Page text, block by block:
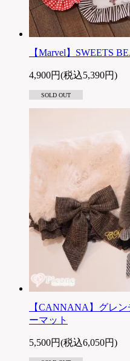
【Marvel】SWEETS
4,900円(税込5,390円)
SOLD OUT
【CANNANA】グレ
ーマット
5,500円(税込6,050円)